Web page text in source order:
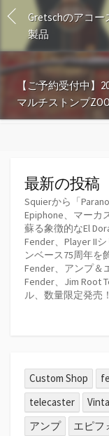
Gretschのアコー
製品
【ご予約受付中】
マルチストンプ
最新の投稿
Squierから「
Epiphone、マーカ
蘇る象徴的なEl
Fender、Player II
ンベース75周年を
Fender、アンプ＆
Fender、Jim Root
ル、数量限定発売！
Custom Shop
telecaster
アンプ
エピフ